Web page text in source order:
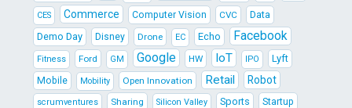
CES Commerce Computer Vision CVC
Data
Demo Day
Disney Drone EC Echo Facebook
Fitness Ford GM Google HW IoT IPO Lyft
Mobile Mobility Open Innovation Retail Robot
scrumventures Sharing Silicon Valley Sports Startup